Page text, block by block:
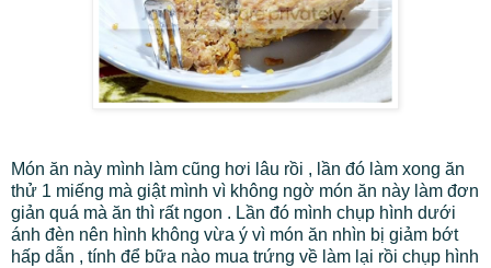
Món ăn này mình làm cũng hơi lâu rồi , lần đó làm xong ăn
thử 1 miếng mà giật mình vì không ngờ món ăn này làm đơn
giản quá mà ăn thì rất ngon . Lần đó mình chụp hình dưới
ánh đèn nên hình không vừa ý vì món ăn nhìn bị giảm bớt
hấp dẫn , tính để bữa nào mua trứng về làm lại rồi chụp hình